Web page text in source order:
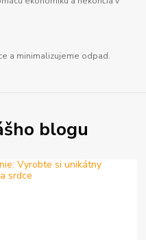
a minimalizujeme odpad.
blogu